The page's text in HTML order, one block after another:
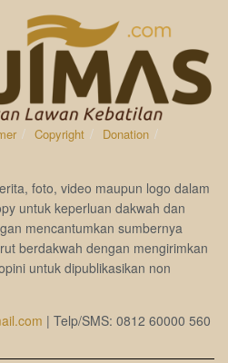
Copyright
Donation
foto, video maupun logo dalam
untuk keperluan dakwah dan
mencantumkan sumbernya
berdakwah dengan mengirimkan
untuk dipublikasikan non
| Telp/SMS: 0812 60000 560